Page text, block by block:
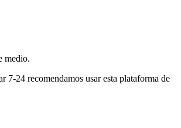
medio.
7-24 recomendamos usar esta plataforma de